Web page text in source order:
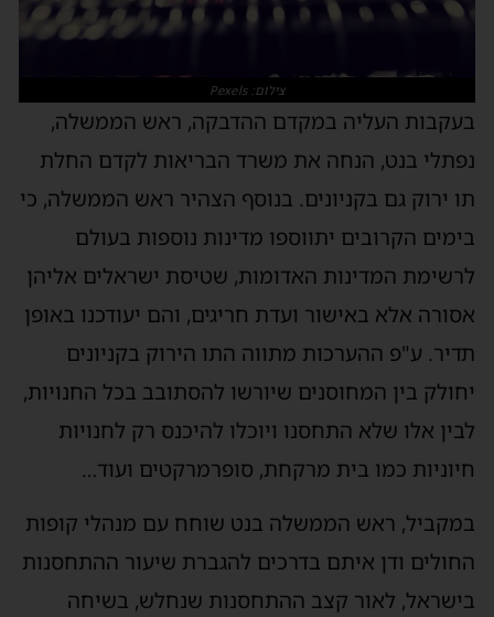
צילום: Pexels
בעקבות העליה במקדם ההדבקה, ראש הממשלה,
נפתלי בנט, הנחה את משרד הבריאות לקדם החלת
תו ירוק גם בקניונים. בנוסף הצהיר ראש הממשלה, כי
בימים הקרובים יתווספו מדינות נוספות בעולם
לרשימת המדינות האדומות, שטיסת ישראלים אליהן
אסורה אלא באישור ועדת חריגים, והם יעודכנו באופן
תדיר. ע"פ ההערכות מתווה התו הירוק בקניונים
יחולק בין המחוסנים שיורשו להסתובב בכל החנויות,
לבין אלו שלא התחסנו ויוכלו להיכנס רק לחנויות
חיוניות כמו בית מרקחת, סופרמרקטים ועוד…
במקביל, ראש הממשלה בנט שוחח עם מנהלי קופות
החולים ודן איתם בדרכים להגברת שיעור ההתחסנות
בישראל, לאור קצב ההתחסנות שנחלש, בשיחה